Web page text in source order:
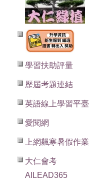
學習扶助評量
歷屆考題連結
英語線上學習平臺
愛閱網
上網飆寒暑假作業
大仁會考
AILEAD365